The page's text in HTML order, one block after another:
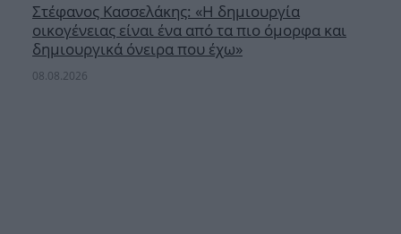
Στέφανος Κασσελάκης: «Η δημιουργία
οικογένειας είναι ένα από τα πιο όμορφα και
δημιουργικά όνειρα που έχω»
08.08.2026